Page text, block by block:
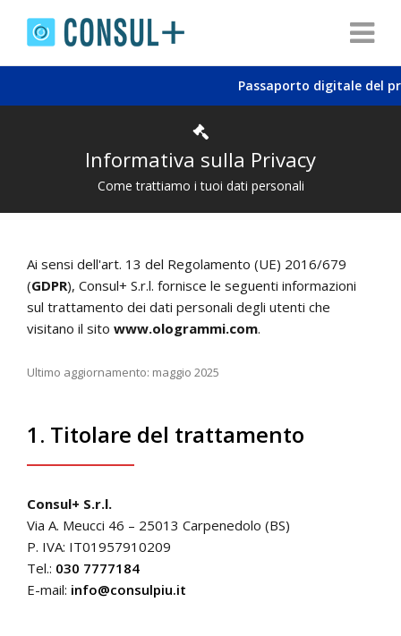
Passaporto digitale del
Informativa sulla Privacy
Come trattiamo i tuoi dati personali
Ai sensi dell'art. 13 del Regolamento (UE) 2016/679
(GDPR), Consul+ S.r.l. fornisce le seguenti informazioni
sul trattamento dei dati personali degli utenti che
visitano il sito www.ologrammi.com.
Ultimo aggiornamento: maggio 2025
1. Titolare del trattamento
Consul+ S.r.l.
Via A. Meucci 46 – 25013 Carpenedolo (BS)
P. IVA: IT01957910209
Tel.: 030 7777184
E-mail: info@consulpiu.it